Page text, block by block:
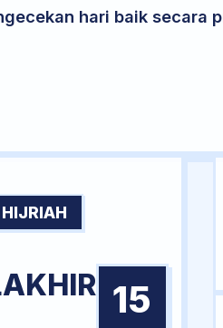
hari baik secara
15